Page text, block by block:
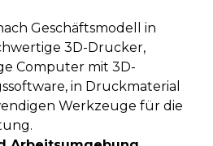
Geschäftsmodell in
3D-Drucker,
Computer mit 3D-
in Druckmaterial
Werkzeuge für die